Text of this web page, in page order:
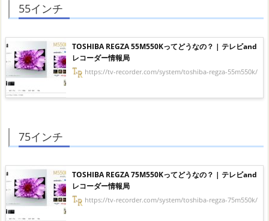
55インチ
TOSHIBA REGZA 55M550Kってどうなの？ | テレビand
レコーダー情報局
https://tv-recorder.com/system/toshiba-regza-55m550k/
75インチ
TOSHIBA REGZA 75M550Kってどうなの？ | テレビand
レコーダー情報局
https://tv-recorder.com/system/toshiba-regza-75m550k/